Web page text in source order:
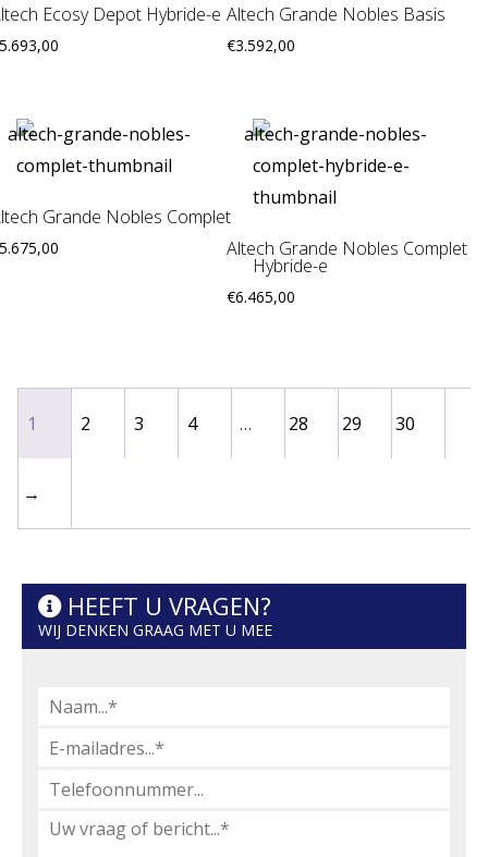
Ecosy Depot Hybride-e
5.693,00
Altech Grande Nobles Basis
€3.592,00
Grande Nobles Complet
5.675,00 Altech Grande Nobles Complet
Hybride-e
€6.465,00
1 2 3 4 … 28 29 30
→
HEEFT U VRAGEN?
WIJ DENKEN GRAAG MET U MEE